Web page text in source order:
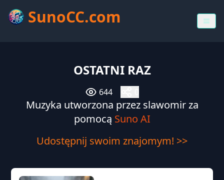
SunoCC.com
OSTATNI RAZ
644
Muzyka utworzona przez slawomir za
pomocą Suno AI
Udostępnij swoim znajomym! >>